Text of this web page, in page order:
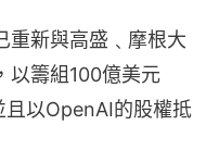
重新與高盛﹑摩根大
以籌組100億美元
且以OpenAI的股權抵